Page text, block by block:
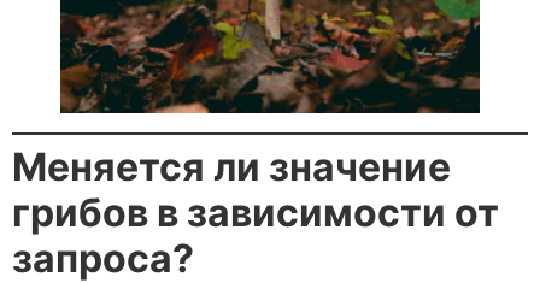
Меняется ли значение
грибов в зависимости от
запроса?